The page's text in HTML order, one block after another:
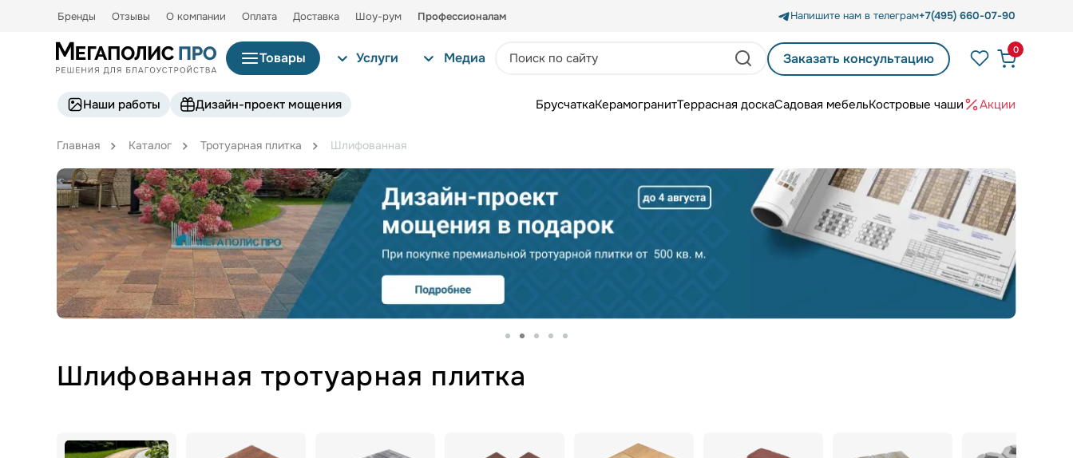
Бренды Отзывы О компании Оплата Доставка Шоу-рум Профессионалам Напишите нам в телеграм+7(495) 660-07-90
Товары Услуги Медиа Заказать консультацию
0
Наши работы Дизайн-проект мощения БрусчаткаКерамогранитТеррасная доскаСадовая мебельКостровые чаши Акции
Главная Каталог Тротуарная плитка Шлифованная
Шлифованная тротуарная плитка